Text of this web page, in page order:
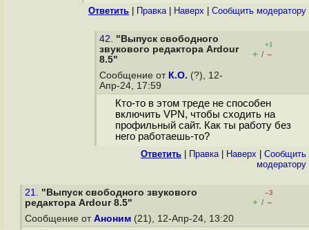
Ответить Правка| Наверх Cообщить модератору
42. "Выпуск свободного
звукового редактора Ardour
8.5"
+1
+ / –
Сообщение от К.О. (?), 12-
Апр-24, 17:59
Кто-то в этом треде не способен
включить VPN, чтобы сходить на
профильный сайт. Как ты работу без
него работаешь-то?
Ответить Правка| Наверх
Cообщить
модератору
21. "Выпуск свободного звукового
редактора Ardour 8.5"
–3
+ / –
Сообщение от Аноним (21), 12-Апр-24, 13:20